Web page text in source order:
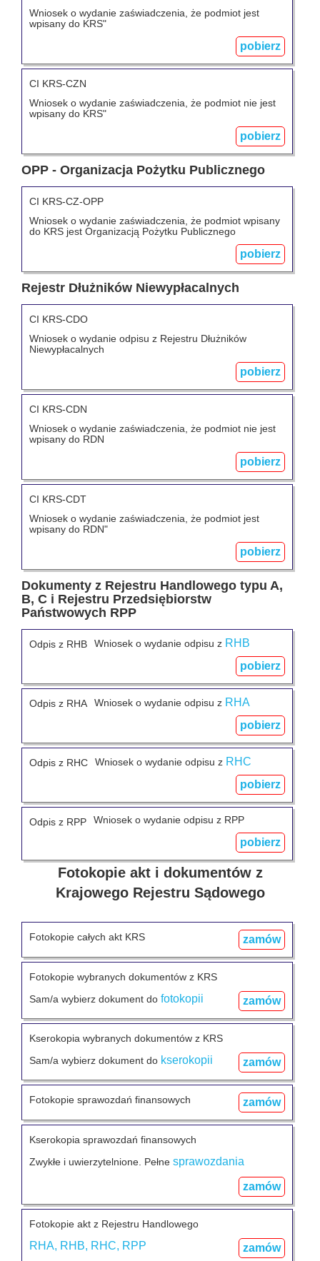
Wniosek o wydanie zaświadczenia, że podmiot jest
wpisany do KRS"
pobierz
CI KRS-CZN
Wniosek o wydanie zaświadczenia, że podmiot nie jest
wpisany do KRS"
pobierz
OPP - Organizacja Pożytku Publicznego
CI KRS-CZ-OPP
Wniosek o wydanie zaświadczenia, że podmiot wpisany
do KRS jest Organizacją Pożytku Publicznego
pobierz
Rejestr Dłużników Niewypłacalnych
CI KRS-CDO
Wniosek o wydanie odpisu z Rejestru Dłużników
Niewypłacalnych
pobierz
CI KRS-CDN
Wniosek o wydanie zaświadczenia, że podmiot nie jest
wpisany do RDN
pobierz
CI KRS-CDT
Wniosek o wydanie zaświadczenia, że podmiot jest
wpisany do RDN"
pobierz
Dokumenty z Rejestru Handlowego typu A,
B, C i Rejestru Przedsiębiorstw
Państwowych RPP
Odpis z RHB Wniosek o wydanie odpisu z RHB
pobierz
Odpis z RHA Wniosek o wydanie odpisu z RHA
pobierz
Odpis z RHC Wniosek o wydanie odpisu z RHC
pobierz
Odpis z RPP Wniosek o wydanie odpisu z RPP
pobierz
Fotokopie akt i dokumentów z
Krajowego Rejestru Sądowego
Fotokopie całych akt KRS zamów
Fotokopie wybranych dokumentów z KRS
Sam/a wybierz dokument do fotokopii zamów
Kserokopia wybranych dokumentów z KRS
Sam/a wybierz dokument do kserokopii zamów
Fotokopie sprawozdań finansowych zamów
Kserokopia sprawozdań finansowych
Zwykłe i uwierzytelnione. Pełne sprawozdania
zamów
Fotokopie akt z Rejestru Handlowego
RHA, RHB, RHC, RPP zamów